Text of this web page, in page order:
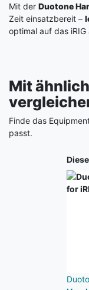
Mit der Duotone
Zeit einsatzbereit –
optimal auf das
Mit
Finde das
passt.